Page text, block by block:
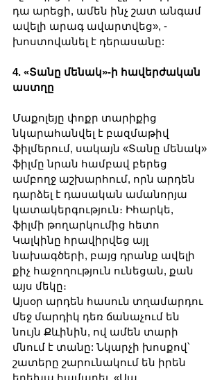
դա արեցի, ամեն ինչ շատ անգամ
ավելի արագ ավարտվեց», -
խոստովանել է դերասանը:
4. «Տանը մենակ»-ի հավերժական
աստղը
Մաքոլեյը փոքր տարիքից
նկարահանվել է բազմաթիվ
ֆիլմերում, սակայն «Տանը մենակ»
ֆիլմը նրան համբավ բերեց
ամբողջ աշխարհում, որն արդեն
դարձել է դասական ամանորյա
կատակերգություն։ Իհարկե,
ֆիլմի թողարկումից հետո
Կալկինը հրավիրվեց այլ
նախագծերի, բայց դրանք ավելի
քիչ հաջողություն ունեցան, քան
այս մեկը։
Այսօր արդեն հասուն տղամարդու
մեջ մարդիկ դեռ ճանաչում են
նույն Քևինին, ով ամեն տարի
մնում է տանը: Նկարչի խոսքով՝
շատերը շարունակում են իրեն